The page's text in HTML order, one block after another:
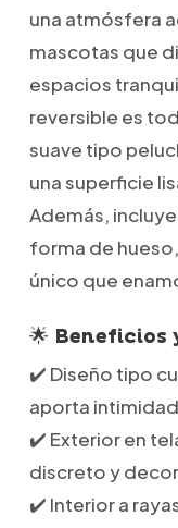
una atmósfera
mascotas que
espacios
reversible es
suave tipo
una superficie
Además,
forma de
único que
🌟
✔️ Diseño tipo
aporta
✔️ Exterior en
discreto y
✔️ Interior a